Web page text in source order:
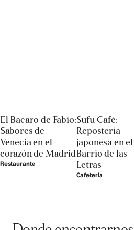
El Bacaro de Fabio:
Sabores de
Venecia en el
corazón de Madrid
Restaurante
Sufu Café:
Repostería
japonesa en el
Barrio de las
Letras
Cafetería